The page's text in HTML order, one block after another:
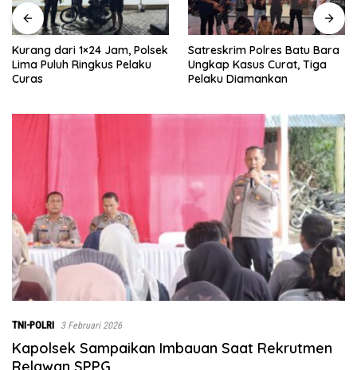
Satreskrim Polres Batu Bara
Ungkap Kasus Curat, Tiga
Pelaku Diamankan
Rumah Dibongkar Satgas
TMMD Ke-129 TA 2026 Kodim
0208/Asahan, Bapak Samsul
Segera Terwujud
TNI-POLRI 3 Februari 2026
Kapolsek Sampaikan Imbauan Saat Rekrutmen